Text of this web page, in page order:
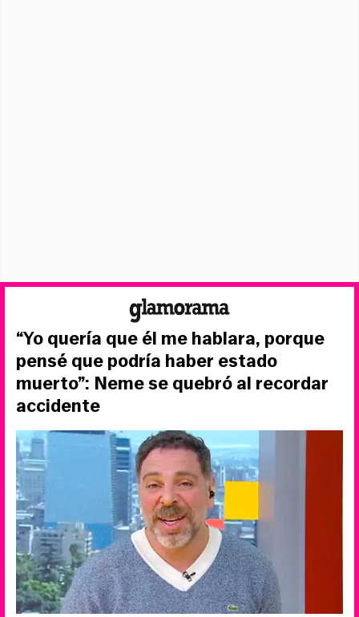
“Yo quería que él me hablara, porque
pensé que podría haber estado
muerto”: Neme se quebró al recordar
accidente